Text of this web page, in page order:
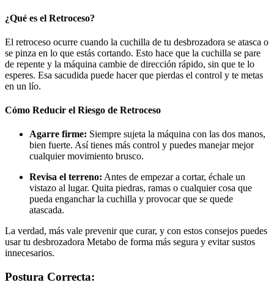
¿Qué es el Retroceso?
El retroceso ocurre cuando la cuchilla de tu desbrozadora se atasca o
se pinza en lo que estás cortando. Esto hace que la cuchilla se pare
de repente y la máquina cambie de dirección rápido, sin que te lo
esperes. Esa sacudida puede hacer que pierdas el control y te metas
en un lío.
Cómo Reducir el Riesgo de Retroceso
Agarre firme: Siempre sujeta la máquina con las dos manos,
bien fuerte. Así tienes más control y puedes manejar mejor
cualquier movimiento brusco.
Revisa el terreno: Antes de empezar a cortar, échale un
vistazo al lugar. Quita piedras, ramas o cualquier cosa que
pueda enganchar la cuchilla y provocar que se quede
atascada.
La verdad, más vale prevenir que curar, y con estos consejos puedes
usar tu desbrozadora Metabo de forma más segura y evitar sustos
innecesarios.
Postura Correcta: